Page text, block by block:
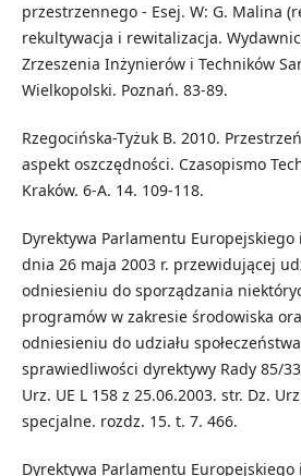
przestrzennego - Esej. W: G. Malina
rekultywacja i rewitalizacja.
Zrzeszenia Inżynierów i Techników
Wielkopolski. Poznań. 83-89.
Rzegocińska-Tyżuk B. 2010.
aspekt oszczędności. Czasopismo
Kraków. 6-A. 14. 109-118.
Dyrektywa Parlamentu Europejskiego
dnia 26 maja 2003 r. przewidującej
odniesieniu do sporządzania
programów w zakresie środowiska
odniesieniu do udziału
sprawiedliwości dyrektywy Rady 85/
Urz. UE L 158 z 25.06.2003. str. Dz.
specjalne. rozdz. 15. t. 7. 466.
Dyrektywa Parlamentu Europejskiego